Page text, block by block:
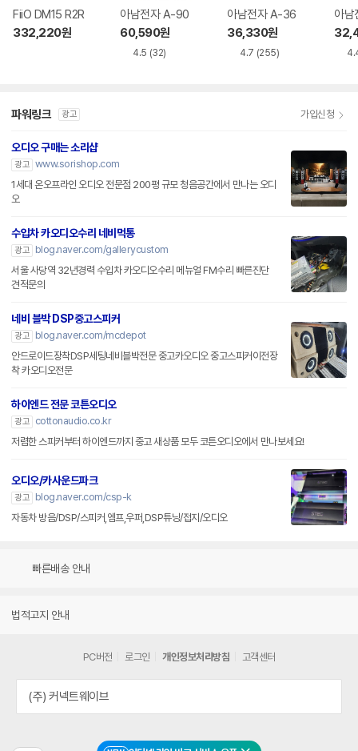
FiiO DM15 R2R
332,220원
아남전자 A-90
60,590원
4.5 (32)
아남전자 A-36
36,330원
4.7 (255)
아
파워링크 광고 가입신청
오디오 구매는 소리샵
광고 www.sorishop.com
1세대 온오프라인 오디오 전문점 200평 규모 청음공간에서 만나는 오디
오
수입차 카오디오수리 네비먹통
광고
blog.naver.com/gallerycustom
서울 사당역 32년경력 수입차 카오디오수리 메뉴얼 FM수리 빠른진단
견적문의
네비 블박 DSP중고스피커
광고
blog.naver.com/mcdepot
안드로이드장착DSP세팅네비블박전문 중고카오디오 중고스피커이전장
착 카오디오전문
하이엔드 전문 코튼오디오
광고
cottonaudio.co.kr
저렴한 스피커부터 하이엔드까지 중고 새상품 모두 코튼오디오에서 만나보세요!
오디오/카사운드파크
광고
blog.naver.com/csp-k
자동차 방음/DSP/스피커,엠프,우퍼,DSP튜닝/접지/오디오
빠른배송 안내
법적고지 안내
PC버전 로그인 개인정보처리방침 고객센터
(주) 커넥트웨이브